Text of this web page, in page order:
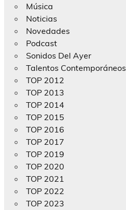
Música
Noticias
Novedades
Podcast
Sonidos Del Ayer
Talentos Contemporáneos
TOP 2012
TOP 2013
TOP 2014
TOP 2015
TOP 2016
TOP 2017
TOP 2019
TOP 2020
TOP 2021
TOP 2022
TOP 2023